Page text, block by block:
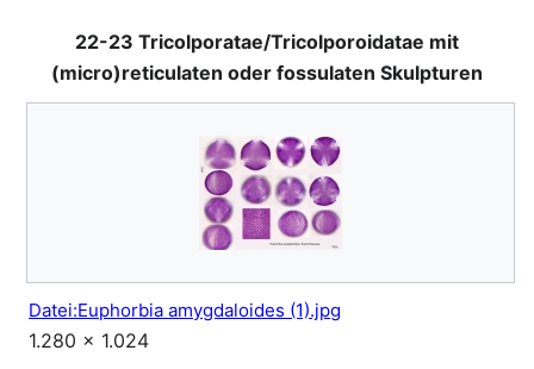
22-23 Tricolporatae/Tricolporoidatae mit
(micro)reticulaten oder fossulaten Skulpturen
Datei:Euphorbia amygdaloides (1).jpg
1.280 × 1.024